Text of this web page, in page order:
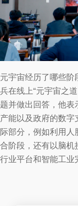
元宇宙经历了哪些阶
兵在线上“元宇宙之
题并做出回答，他表
产能以及政府的数字
际部分，例如利用
合阶段，还有以脑机
行业平台和智能工业